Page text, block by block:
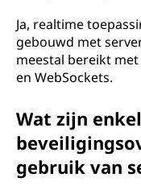
Ja, realtime
gebouwd met
meestal bereikt
en WebSockets.
Wat zijn
gebruik van